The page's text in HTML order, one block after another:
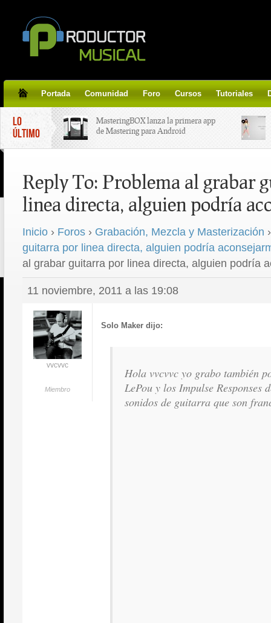
Portada Comunidad Foro Cursos Tutoriales
LO
ÚLTIMO
MasteringBOX lanza la primera app
de Mastering para Android
line gratis!
Korg lanza SDD-3000, el nuevo
Tutorial de CLA Effects, aprende a
aplicar efectos a tus voces.
Reply To: Problema al grabar
linea directa, alguien podría
Inicio › Foros › Grabación, Mezcla y Masterización ›
guitarra por linea directa, alguien podría
al grabar guitarra por linea directa, alguien podría
11 noviembre, 2011 a las 19:08
vvcvvc
Miembro
Solo Maker dijo:
Hola vvcvvc yo grabo también
LePou y los Impulse Responses
sonidos de guitarra que son